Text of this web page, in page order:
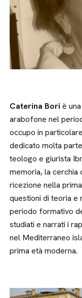
Caterina Bori è
arabofone nel
occupo in
dedicato molta
teologo e giurista
memoria, la cerchia
ricezione nella
questioni di teoria e
periodo formativo
studiati e narrati i
nel Mediterraneo
prima età moderna.